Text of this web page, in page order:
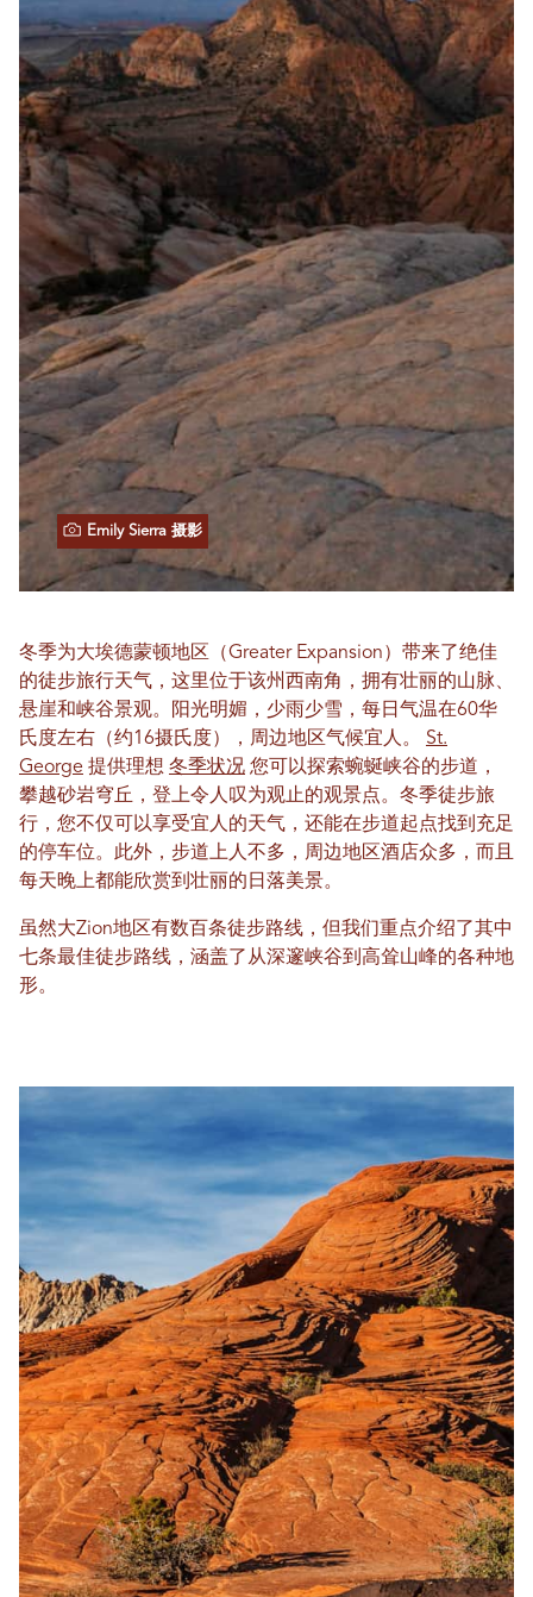
Emily Sierra 摄影
冬季为大埃德蒙顿地区（Greater Expansion）带来了绝佳
的徒步旅行天气，这里位于该州西南角，拥有壮丽的山脉、
悬崖和峡谷景观。阳光明媚，少雨少雪，每日气温在60华
氏度左右（约16摄氏度），周边地区气候宜人。 St.
George 提供理想 冬季状况 您可以探索蜿蜒峡谷的步道，
攀越砂岩穹丘，登上令人叹为观止的观景点。冬季徒步旅
行，您不仅可以享受宜人的天气，还能在步道起点找到充足
的停车位。此外，步道上人不多，周边地区酒店众多，而且
每天晚上都能欣赏到壮丽的日落美景。
虽然大Zion地区有数百条徒步路线，但我们重点介绍了其中
七条最佳徒步路线，涵盖了从深邃峡谷到高耸山峰的各种地
形。